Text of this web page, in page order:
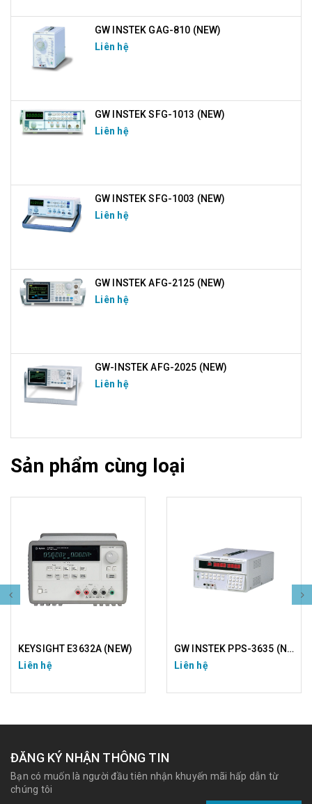
GW INSTEK GAG-810 (NEW)
Liên hệ
GW INSTEK SFG-1013 (NEW)
Liên hệ
GW INSTEK SFG-1003 (NEW)
Liên hệ
GW INSTEK AFG-2125 (NEW)
Liên hệ
GW-INSTEK AFG-2025 (NEW)
Liên hệ
Sản phẩm cùng loại
KEYSIGHT E3632A (NEW)
Liên hệ
GW INSTEK PPS-3635 (NEW)
Liên hệ
ĐĂNG KÝ NHẬN THÔNG TIN
Bạn có muốn là người đầu tiên nhận khuyến mãi hấp dẫn từ
chúng tôi